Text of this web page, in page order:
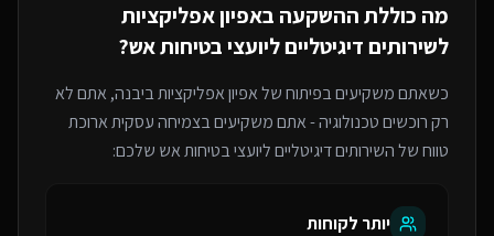
מה כוללת ההשקעה באפיון אפליקציות
לשירותים דיגיטליים ליועצי בטיחות אש?
כשאתם משקיעים בפיתוח שלאפיון אפליקציותביבנה, אתם לא
רק רוכשים טכנולוגיה - אתם משקיעים בצמיחה עסקית ארוכת
טווח של השירותים דיגיטליים ליועצי בטיחות אש שלכם:
יותר לקוחות